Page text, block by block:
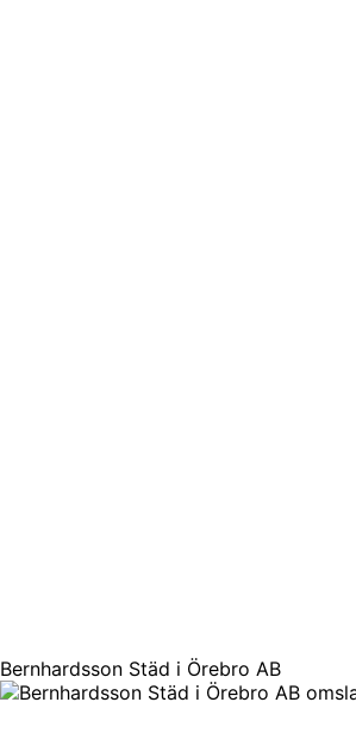
Bernhardsson Städ i Örebro AB